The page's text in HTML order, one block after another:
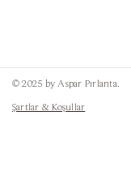
© 2025 by Aspar Pırlanta.
Şartlar & Koşullar